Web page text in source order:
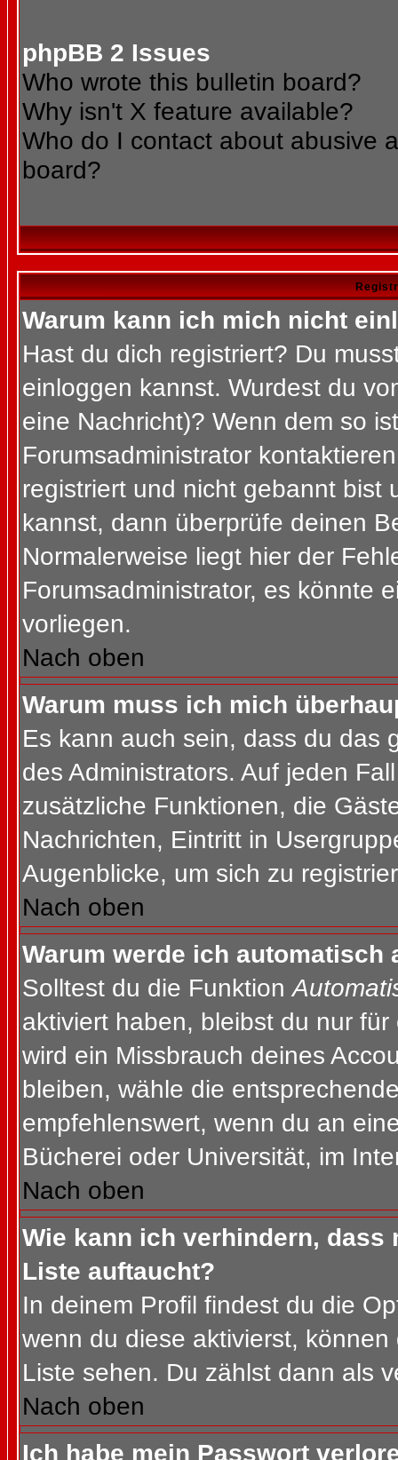
phpBB 2 Issues
Who wrote this bulletin board?
Why isn't X feature available?
Who do I contact about abusive
board?
Warum kann ich mich nicht
Hast du dich registriert? Du
einloggen kannst. Wurdest du
eine Nachricht)? Wenn dem so
Forumsadministrator
registriert und nicht gebannt bist
kannst, dann überprüfe deinen
Normalerweise liegt hier der
Forumsadministrator, es könnte
vorliegen.
Nach oben
Warum muss ich mich
Es kann auch sein, dass du das
des Administrators. Auf jeden
zusätzliche Funktionen, die
Nachrichten, Eintritt in
Augenblicke, um sich zu
Nach oben
Warum werde ich automatisch
Solltest du die Funktion
aktiviert haben, bleibst du nur
wird ein Missbrauch deines
bleiben, wähle die
empfehlenswert, wenn du an
Bücherei oder Universität, im
Nach oben
Wie kann ich verhindern, dass
Liste auftaucht?
In deinem Profil findest du die
wenn du diese aktivierst,
Liste sehen. Du zählst dann als
Nach oben
Ich habe mein Passwort